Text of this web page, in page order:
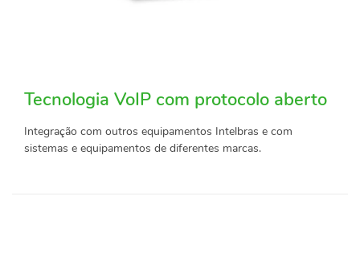
Tecnologia VoIP com protocolo aberto
Integração com outros equipamentos Intelbras e com
sistemas e equipamentos de diferentes marcas.